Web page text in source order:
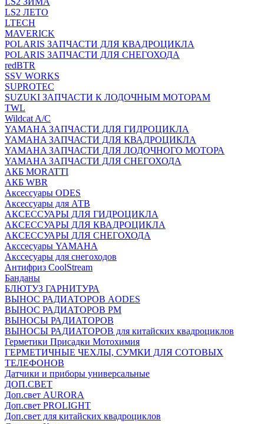
LS2 ЛЕТО
LTECH
MAVERICK
POLARIS ЗАПЧАСТИ ДЛЯ КВАДРОЦИКЛА
POLARIS ЗАПЧАСТИ ДЛЯ СНЕГОХОДА
redBTR
SSV WORKS
SUPROTEC
SUZUKI ЗАПЧАСТИ К ЛОДОЧНЫМ МОТОРАМ
TWL
Wildcat A/C
YAMAHA ЗАПЧАСТИ ДЛЯ ГИДРОЦИКЛА
YAMAHA ЗАПЧАСТИ ДЛЯ КВАДРОЦИКЛА
YAMAHA ЗАПЧАСТИ ДЛЯ ЛОДОЧНОГО МОТОРА
YAMAHA ЗАПЧАСТИ ДЛЯ СНЕГОХОДА
АКБ MORATTI
АКБ WBR
Аксессуары ODES
Аксессуары для АТВ
АКСЕССУАРЫ ДЛЯ ГИДРОЦИКЛА
АКСЕССУАРЫ ДЛЯ КВАДРОЦИКЛА
АКСЕССУАРЫ ДЛЯ СНЕГОХОДА
Акссесуары YAMAHA
Акссесуары для снегоходов
Антифриз CoolStream
Банданы
БЛЮТУЗ ГАРНИТУРА
ВЫНОС РАДИАТОРОВ AODES
ВЫНОС РАДИАТОРОВ РМ
ВЫНОСЫ РАДИАТОРОВ
ВЫНОСЫ РАДИАТОРОВ для китайских квадроциклов
Герметики Присадки Мотохимия
ГЕРМЕТИЧНЫЕ ЧЕХЛЫ, СУМКИ ДЛЯ СОТОВЫХ
ТЕЛЕФОНОВ
Датчики и приборы универсальные
ДОП.СВЕТ
Доп.свет AURORA
Доп.свет PROLIGHT
Доп.свет для китайских квадроциклов